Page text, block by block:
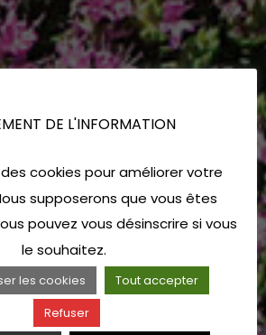
DE L'INFORMATION
cookies pour améliorer votre
supposerons que vous êtes
pouvez vous désinscrire si vous
le souhaitez.
les cookies
Tout accepter
Refuser